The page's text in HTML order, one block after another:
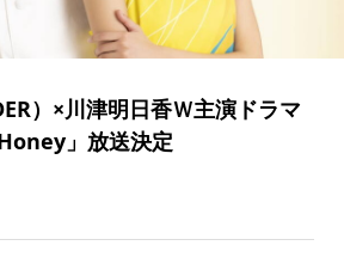
）×川津明日香Ｗ主演ドラマ
」放送決定